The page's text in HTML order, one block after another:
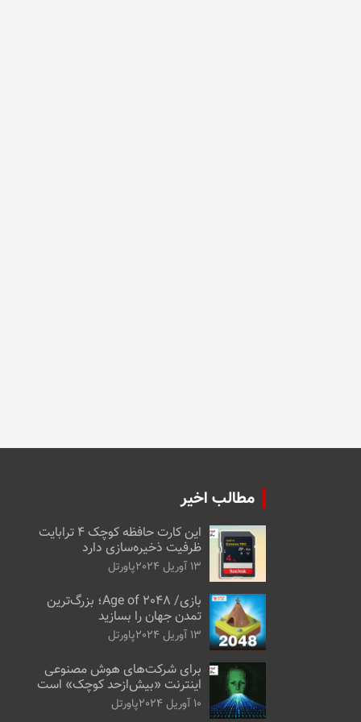
مطالب اخیر
این کارت حافظه کوچک ۴ ترابایت
ظرفیت ذخیره‌سازی دارد
13 آوریل 2024 پاورتل
بازی/ Age of 2048؛ بزرگ‌ترین
تمدن جهان را بسازید
13 آوریل 2024 پاورتل
برای شرکت‌های هوش مصنوعی
اینترنت «بیش‌از‌حد کوچک» است
10 آوریل 2024 پاورتل